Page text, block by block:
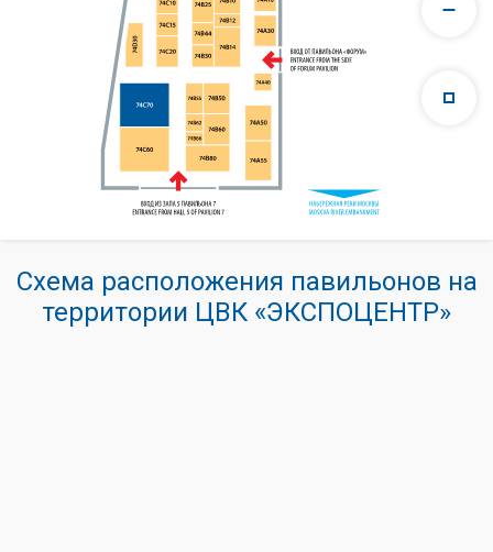
Схема расположения павильонов на
территории ЦВК «ЭКСПОЦЕНТР»